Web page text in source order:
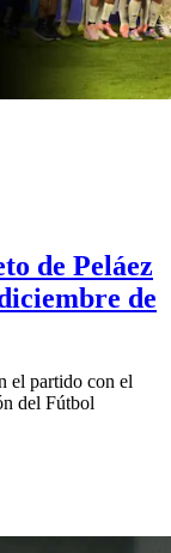
de Peláez
de
el partido con el
del Fútbol